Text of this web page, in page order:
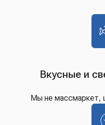
Вкусные и
Мы не массмаркет,